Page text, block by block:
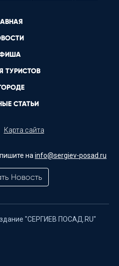
ТУРИСТОВ
СТАТЬИ
Карта сайта
на info@sergiev-posad.ru
Новость
"СЕРГИЕВ ПОСАД.RU"